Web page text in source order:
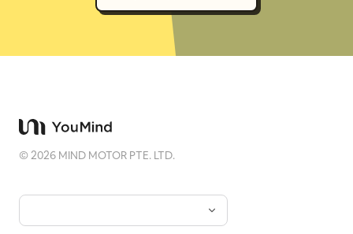
©2026 MIND MOTOR PTE. LTD.